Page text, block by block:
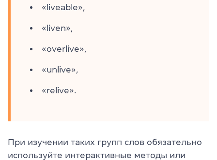
«liveable»,
«liven»,
«overlive»,
«unlive»,
«relive».
При изучении таких групп слов обязательно
используйте интерактивные методы или